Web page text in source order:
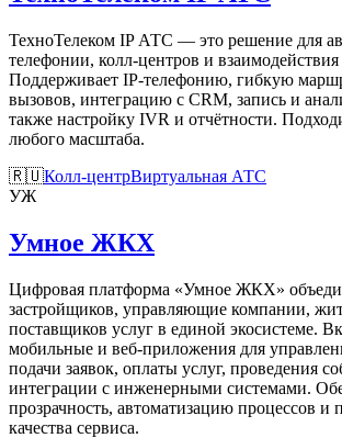
ТехноТелеком IP АТС — это решение для
телефонии, колл-центров и
Поддерживает IP-телефонию, гибкую
вызовов, интеграцию с CRM, запись и
также настройку IVR и отчётности.
любого масштаба.
🇷🇺Колл-центрВиртуальная АТС
УЖ
Умное ЖКХ
Цифровая платформа «Умное ЖКХ»
застройщиков, управляющие компании,
поставщиков услуг в единой экосистеме.
мобильные и веб-приложения для
подачи заявок, оплаты услуг, проведения
интеграции с инженерными системами.
прозрачность, автоматизацию процессов
качества сервиса.